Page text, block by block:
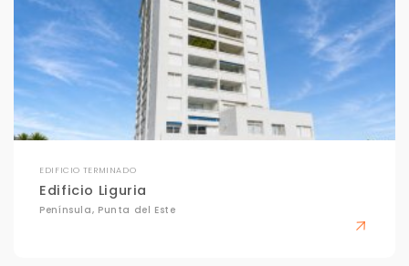
EDIFICIO TERMINADO
Edificio Liguria
Península, Punta del Este